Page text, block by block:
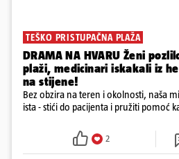
TEŠKO PRISTUPAČNA PLAŽA
DRAMA NA HVARU Ženi
plaži, medicinari iskakali iz
na stijene!
Bez obzira na teren i okolnosti, naša
ista - stići do pacijenta i pružiti pomoć
2